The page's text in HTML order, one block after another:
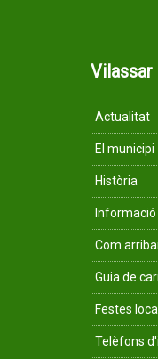
Vilassar
Actualitat
El municipi
Història
Com
Guia de
Festes
Telèfons